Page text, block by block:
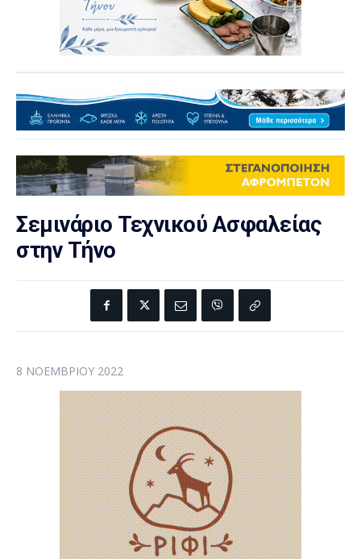
Σεμινάριο Τεχνικού Ασφαλείας
στην Τήνο
8 ΝΟΕΜΒΡΊΟΥ 2022